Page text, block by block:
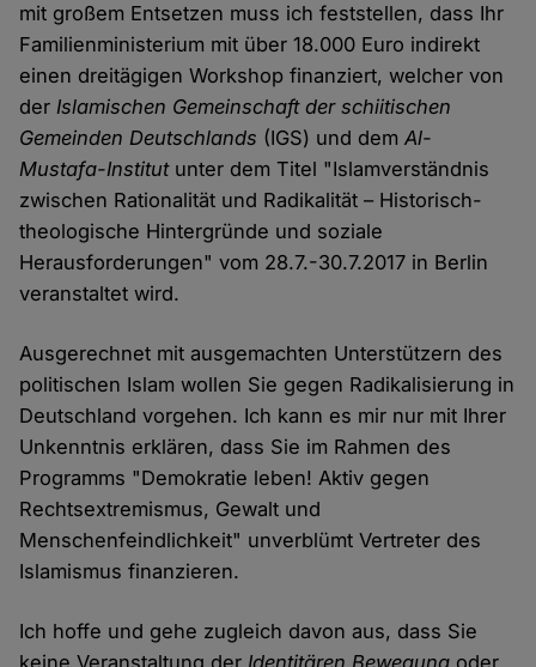
mit großem Entsetzen muss ich feststellen, dass Ihr
Familienministerium mit über 18.000 Euro indirekt
einen dreitägigen Workshop finanziert, welcher von
derIslamischen Gemeinschaft der schiitischen
Gemeinden Deutschlands (IGS) und demAl-
Mustafa-Institutunter dem Titel "Islamverständnis
zwischen Rationalität und Radikalität – Historisch-
theologische Hintergründe und soziale
Herausforderungen" vom 28.7.-30.7.2017 in Berlin
veranstaltet wird.
Ausgerechnet mit ausgemachten Unterstützern des
politischen Islam wollen Sie gegen Radikalisierung in
Deutschland vorgehen. Ich kann es mir nur mit Ihrer
Unkenntnis erklären, dass Sie im Rahmen des
Programms "Demokratie leben! Aktiv gegen
Rechtsextremismus, Gewalt und
Menschenfeindlichkeit" unverblümt Vertreter des
Islamismus finanzieren.
Ich hoffe und gehe zugleich davon aus, dass Sie